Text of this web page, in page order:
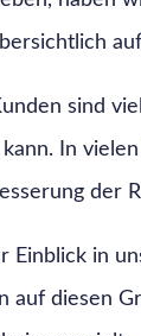
sind
In
der
Einblick in
auf diesen